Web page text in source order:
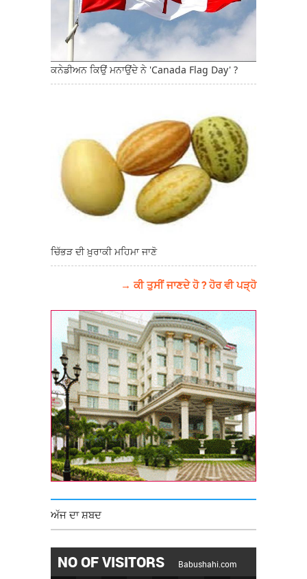
ਕਨੇਡੀਅਨ ਕਿਉਂ ਮਨਾਉਂਦੇ ਨੇ 'Canada Flag Day' ?
ਚਿੱਭੜ ਦੀ ਖ਼ੁਰਾਕੀ ਮਹਿਮਾ ਜਾਣੋ
→ ਕੀ ਤੁਸੀਂ ਜਾਣਦੇ ਹੋ ? ਹੋਰ ਵੀ ਪੜ੍ਹੋ
ਅੱਜ ਦਾ ਸ਼ਬਦ
NO OF VISITORS Babushahi.com